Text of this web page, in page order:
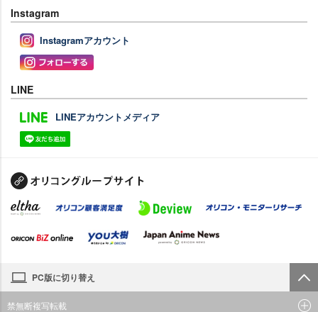
Instagram
Instagramアカウント
LINE
LINEアカウントメディア
PC版に切り替え
禁無断複写転載